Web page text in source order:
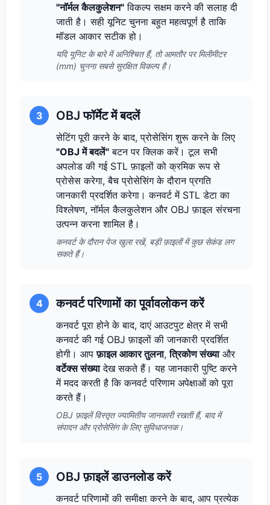
"नॉर्मल कैलकुलेशन" विकल्प सक्षम करने की सलाह दी
जाती है। सही यूनिट चुनना बहुत महत्वपूर्ण है ताकि
मॉडल आकार सटीक हो।
यदि यूनिट के बारे में अनिश्चित हैं, तो आमतौर पर मिलीमीटर
(mm) चुनना सबसे सुरक्षित विकल्प है।
3 OBJ फॉर्मेट में बदलें
सेटिंग पूरी करने के बाद, प्रोसेसिंग शुरू करने के लिए
"OBJ में बदलें" बटन पर क्लिक करें। टूल सभी
अपलोड की गई STL फ़ाइलों को क्रमिक रूप से
प्रोसेस करेगा, बैच प्रोसेसिंग के दौरान प्रगति
जानकारी प्रदर्शित करेगा। कनवर्ट में STL डेटा का
विश्लेषण, नॉर्मल कैलकुलेशन और OBJ फ़ाइल संरचना
उत्पन्न करना शामिल है।
कनवर्ट के दौरान पेज खुला रखें, बड़ी फ़ाइलों में कुछ सेकंड लग
सकते हैं।
4 कनवर्ट परिणामों का पूर्वावलोकन करें
कनवर्ट पूरा होने के बाद, दाएं आउटपुट क्षेत्र में सभी
कनवर्ट की गई OBJ फ़ाइलों की जानकारी प्रदर्शित
होगी। आपफ़ाइल आकार तुलना,त्रिकोण संख्याऔर
वर्टेक्स संख्यादेख सकते हैं। यह जानकारी पुष्टि करने
में मदद करती है कि कनवर्ट परिणाम अपेक्षाओं को पूरा
करते हैं।
OBJ फ़ाइलें विस्तृत ज्यामितीय जानकारी रखती हैं, बाद में
संपादन और प्रोसेसिंग के लिए सुविधाजनक।
5 OBJ फ़ाइलें डाउनलोड करें
कनवर्ट परिणामों की समीक्षा करने के बाद, आप प्रत्येक